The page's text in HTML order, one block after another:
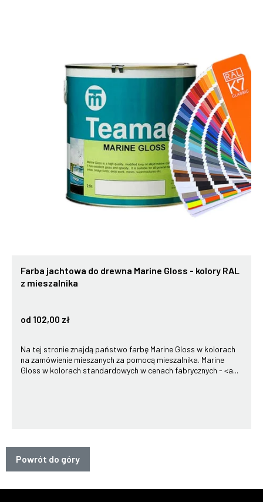
Farba jachtowa do drewna Marine Gloss - kolory RAL
z mieszalnika
od 102,00 zł
Na tej stronie znajdą państwo farbę Marine Gloss w kolorach
na zamówienie mieszanych za pomocą mieszalnika. Marine
Gloss w kolorach standardowych w cenach fabrycznych - <a...
Powrót do góry